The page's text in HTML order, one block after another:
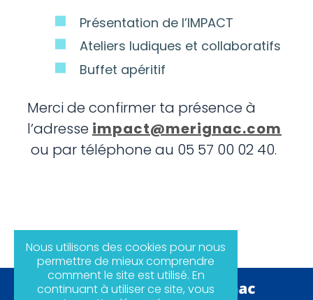
Présentation de l’IMPACT
Ateliers ludiques et collaboratifs
Buffet apéritif
Merci de confirmer ta présence à
l’adresse impact@merignac.com
ou par téléphone au 05 57 00 02 40.
Nous utilisons des cookies pour nous
permettre de mieux comprendre
comment le site est utilisé. En
continuant à utiliser ce site, vous